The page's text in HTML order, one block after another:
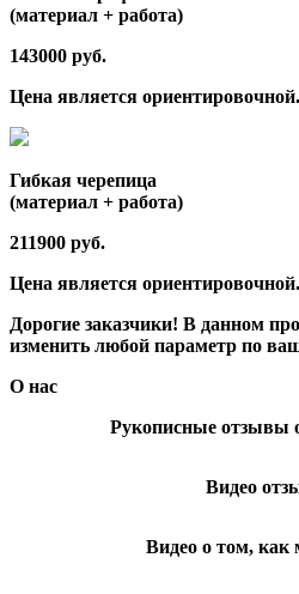
(материал + работа)
143000 руб.
Цена является ориентировочной.
Гибкая черепица
(материал + работа)
211900 руб.
Цена является ориентировочной.
Дорогие заказчики! В данном
изменить любой параметр по
О нас
Рукописные отзывы
Видео
Видео о том,